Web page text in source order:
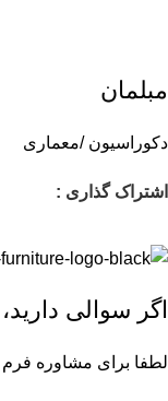
مبلمان
دکوراسیون /معماری
اشتراک گذاری :
اگر سوالی
لطفا برای مشاوره فرم